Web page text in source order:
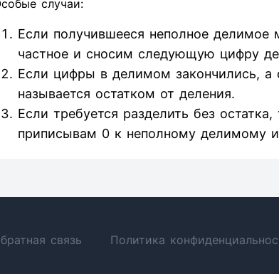
случаи:
Если получившееся неполное
частное и сносим следующую цифру
Если цифры в делимом закончились, а
называется остатком от деления.
Если требуется разделить без
приписывам 0 к неполному делимому
связь Политика